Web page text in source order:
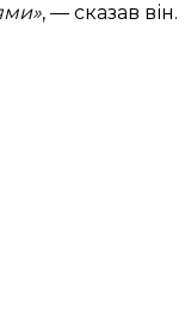
, — сказав він.